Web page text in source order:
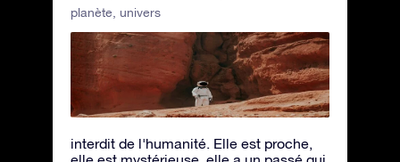
planète, univers
interdit de l'humanité. Elle est proche,